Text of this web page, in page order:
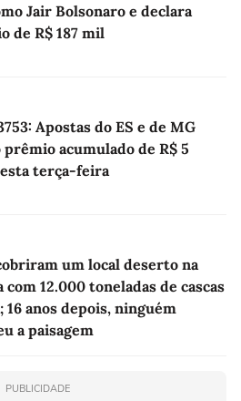
Jair Bolsonaro e declara
de R$ 187 mil
Apostas do ES e de MG
acumulado de R$ 5
terça-feira
um local deserto na
com 12.000 toneladas de cascas
16 anos depois, ninguém
a paisagem
PUBLICIDADE